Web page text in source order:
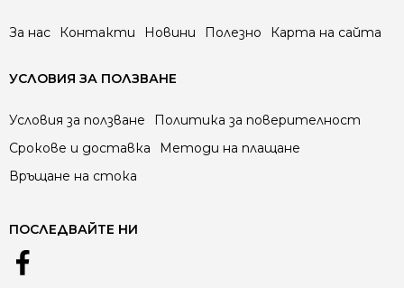
За нас Контакти Новини Полезно Карта на сайта
УСЛОВИЯ ЗА ПОЛЗВАНЕ
Условия за ползване
Политика за поверителност
Срокове и доставка
Методи на плащане
Връщане на стока
ПОСЛЕДВАЙТЕ НИ